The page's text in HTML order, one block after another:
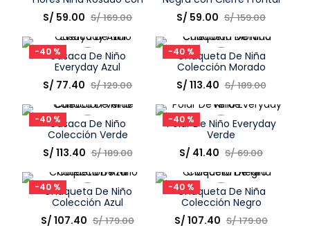
Talla
Elige una opción
COMPRAR
Cierre Frontal
S/ 59.00 S/169.00 Talla
Elige una opción
COMPRAR
S/ 59.00 S/159.00
-40 %
Talla
Elige una opción
COMPRAR
Casaca De Niño
Everyday Azul
S/ 77.40 S/129.00
-40 %
Talla
Elige una opción
COMPRAR
Chaqueta De Niña
Colección Morado
S/ 113.40 S/189.00
-40 %
Talla
Elige una opción
COMPRAR
Casaca De Niño
Colección Verde
S/ 113.40 S/189.00
-40 %
Elige una opción
COMPRAR
Polar De Niño Everyday
Verde
S/ 41.40 S/69.00
-40 %
Talla
Chaqueta De Niño
Colección Azul
S/ 107.40 S/179.00
-40 %
Talla
Chaqueta De Niña
Colección Negro
S/ 107.40 S/179.00